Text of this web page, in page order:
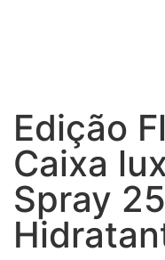
Edição
Caixa
Spray